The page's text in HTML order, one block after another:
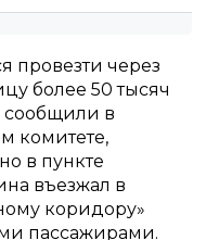
провезти через
более 50 тысяч
сообщили в
комитете,
в пункте
въезжал в
коридору»
пассажирами.